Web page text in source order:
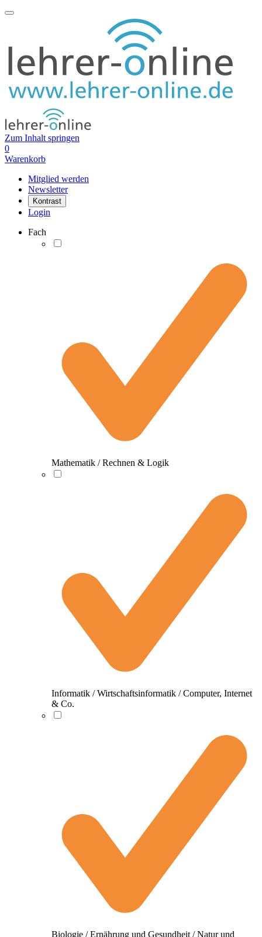
Zum Inhalt springen
0
Warenkorb
Mitglied werden
Newsletter
Kontrast
Login
Fach
Mathematik / Rechnen & Logik
Informatik / Wirtschaftsinformatik / Computer, Internet
& Co.
Biologie / Ernährung und Gesundheit / Natur und